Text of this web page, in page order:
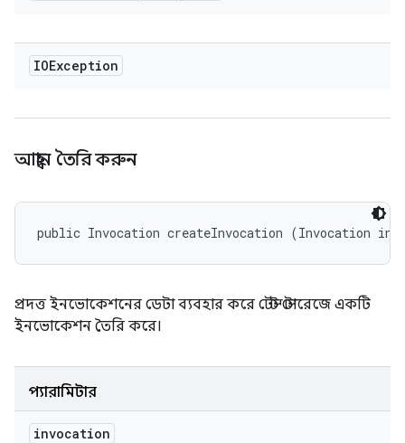
IOException
আহ্বান তৈরি করুন
public Invocation createInvocation (Invocation
প্রদত্ত ইনভোকেশনের ডেটা ব্যবহার করে টেস্ট স্টোরেজে একটি
ইনভোকেশন তৈরি করে।
প্যারামিটার
invocation